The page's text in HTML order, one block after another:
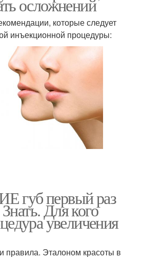
осложнений
которые следует
инъекционной процедуры:
первый раз
Для кого
увеличения
правила. Эталоном красоты в